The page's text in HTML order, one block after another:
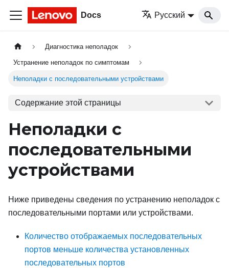
Docs Русский
Диагностика неполадок
Устранение неполадок по симптомам
Неполадки с последовательными устройствами
Содержание этой страницы
Неполадки с
последовательными
устройствами
Ниже приведены сведения по устранению неполадок с
последовательными портами или устройствами.
Количество отображаемых последовательных
портов меньше количества установленных
последовательных портов